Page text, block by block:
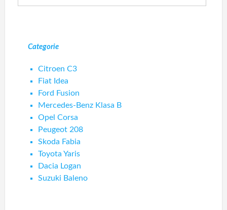
Categorie
Citroen C3
Fiat Idea
Ford Fusion
Mercedes-Benz Klasa B
Opel Corsa
Peugeot 208
Skoda Fabia
Toyota Yaris
Dacia Logan
Suzuki Baleno